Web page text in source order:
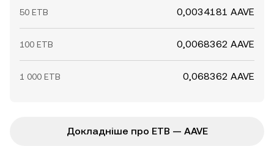
50 ETB 0,0034181 AAVE
100 ETB 0,0068362 AAVE
1 000 ETB 0,068362 AAVE
Докладніше про ETB — AAVE